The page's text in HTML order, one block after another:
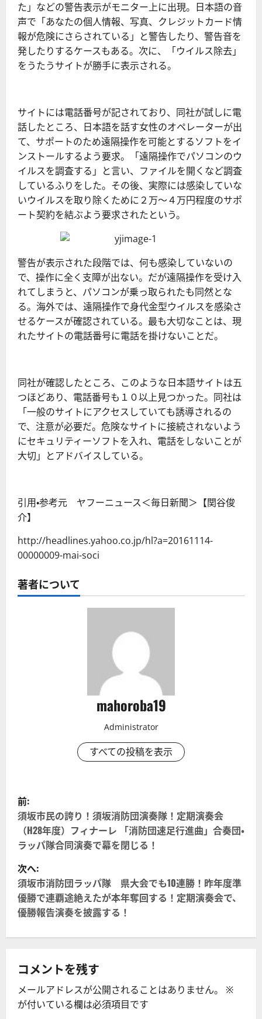
た」などの警告表示がモニター上に出現。日本語の音
声で「あなたの個人情報、写真、クレジットカード情
報が危険にさらされている」と警告したり、警告音を
発したりするケースもある。次に、「ウイルス除去」
をうたうサイトが勝手に表示される。
サイトには電話番号が記されており、同社が試しに電
話したところ、日本語を話す女性のオペレーターが出
て、サポートのため遠隔操作を可能とするソフトをイ
ンストールするよう要求。「遠隔操作でパソコンのウ
イルスを調査する」と言い、ファイルを開くなど調査
しているふりをした。その後、実際には感染していな
いウイルスを取り除くために２万～４万円程度のサポ
ート契約を結ぶよう要求されたという。
警告が表示された段階では、何も感染していないの
で、操作に全く支障が出ない。だが遠隔操作を受け入
れてしまうと、パソコンが乗っ取られたも同然とな
る。海外では、遠隔操作で身代金型ウイルスを感染さ
せるケースが確認されている。最も大切なことは、現
れたサイトの電話番号に電話を掛けないことだ。
同社が確認したところ、このような日本語サイトは五
つほどあり、電話番号も１０以上見つかった。同社は
「一般のサイトにアクセスしていても誘導されるの
で、注意が必要だ。危険なサイトに接続されないよう
にセキュリティーソフトを入れ、電話をしないことが
大切」とアドバイスしている。
引用・参考元 ヤフーニュース＜毎日新聞＞【関谷俊
介】
http://headlines.yahoo.co.jp/hl?a=20161114-
00000009-mai-soci
著者について
mahoroba19
Administrator
すべての投稿を表示
投
稿
ナ
ビ
ゲ
ー
シ
ョ
ン
前:
須坂市民の誇り！須坂消防団演奏隊！定期演奏会
（H28年度）フィナーレ 「消防団速足行進曲」合奏団・
ラッパ隊合同演奏で幕を閉じる！
次へ:
須坂市消防団ラッパ隊 県大会でも10連勝！昨年度準
優勝で連覇途絶えたが本年奪回する！定期演奏会で、
優勝報告演奏を披露する！
コメントを残す
メールアドレスが公開されることはありません。
※
が付いている欄は必須項目です